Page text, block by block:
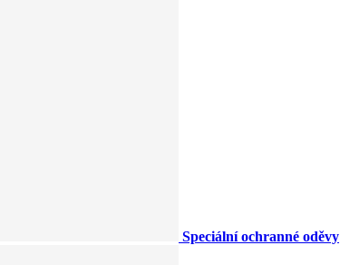
Speciální ochranné oděvy